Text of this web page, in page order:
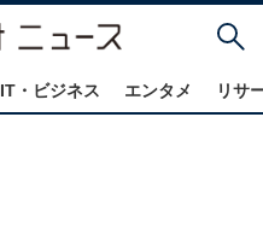
IT・ビジネス エンタメ リサ